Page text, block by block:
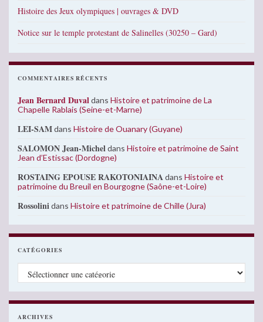
Histoire des Jeux olympiques | ouvrages & DVD
Notice sur le temple protestant de Salinelles (30250 – Gard)
COMMENTAIRES RÉCENTS
Jean Bernard Duvaldans Histoire et patrimoine de La
Chapelle Rablais (Seine-et-Marne)
LEI-SAMdans Histoire de Ouanary (Guyane)
SALOMON Jean-Micheldans Histoire et patrimoine de Saint
Jean d’Estissac (Dordogne)
ROSTAING EPOUSE RAKOTONIAINAdans Histoire et
patrimoine du Breuil en Bourgogne (Saône-et-Loire)
Rossolinidans Histoire et patrimoine de Chille (Jura)
CATÉGORIES
Catégories
ARCHIVES